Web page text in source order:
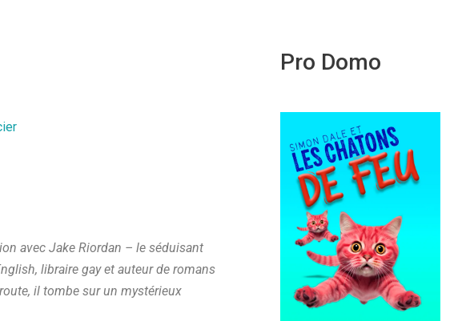
avec Jake Riordan – le séduisant
libraire gay et auteur de romans
il tombe sur un mystérieux
Pro Domo